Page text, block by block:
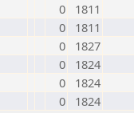
0
1811
0
1811
0
1827
0
1824
0
1824
0 1824